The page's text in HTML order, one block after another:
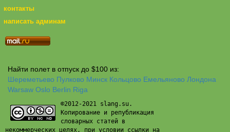
контакты
написать админам
Найти полет в отпуск до $100 из:
Шереметьево Пулково Минск Кольцово Емельяново Лондона
Warsaw Oslo Berlin Riga
©2012-2021 slang.su.
Копирование и републикация
словарных статей в
некоммерческих целях, при условии ссылки на